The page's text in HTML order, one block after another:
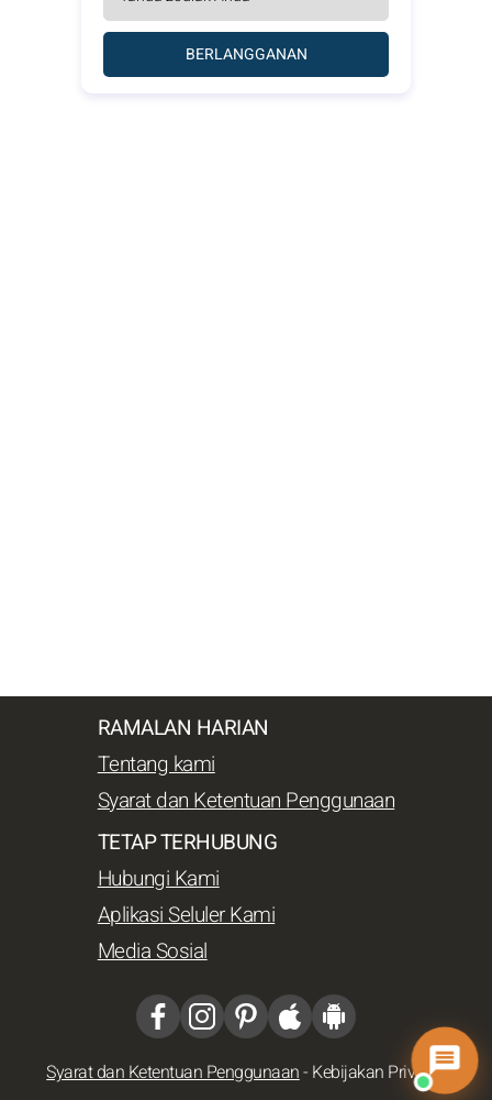
BERLANGGANAN
RAMALAN HARIAN
Tentang kami
Syarat dan Ketentuan Penggunaan
TETAP TERHUBUNG
Hubungi Kami
Aplikasi Seluler Kami
Media Sosial
Syarat dan Ketentuan Penggunaan- Kebijakan Privasi-